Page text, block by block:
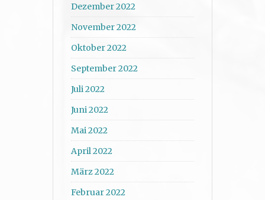
Dezember 2022
November 2022
Oktober 2022
September 2022
Juli 2022
Juni 2022
Mai 2022
April 2022
März 2022
Februar 2022